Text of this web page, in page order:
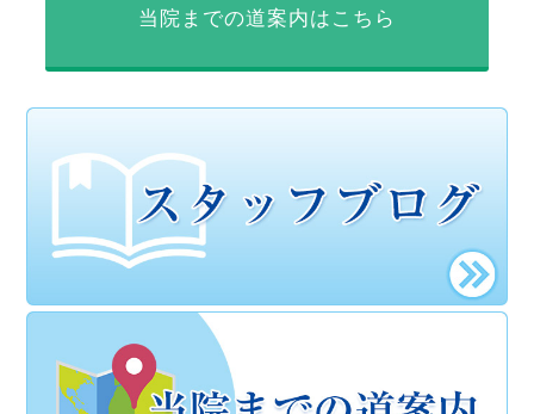
当院までの道案内はこちら